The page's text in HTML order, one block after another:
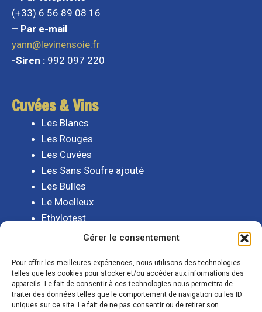
Gérer le consentement
Pour offrir les meilleures expériences, nous utilisons des technologies
telles que les cookies pour stocker et/ou accéder aux informations des
appareils. Le fait de consentir à ces technologies nous permettra de
traiter des données telles que le comportement de navigation ou les ID
uniques sur ce site. Le fait de ne pas consentir ou de retirer son
(+33) 6 56 89 08 16
– Par e-mail
yann@levinensoie.fr
-Siren : 992 097 220
Cuvées & Vins
Les Blancs
Les Rouges
Les Cuvées
Les Sans Soufre ajouté
Les Bulles
Le Moelleux
Ethylotest
Et aussi
Mentions légales
CGV